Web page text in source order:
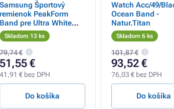
Samsung Športový
remienok PeakForm
Band pre Ultra White
Sand
Skladom 13 ks
79,74 €
51,55 €
41,91 € bez DPH
Do košíka
Watch Acc/49/
Ocean Band -
Natur.Titan
Skladom 6 ks
101,87 €
93,52 €
76,03 € bez DPH
Do košíka